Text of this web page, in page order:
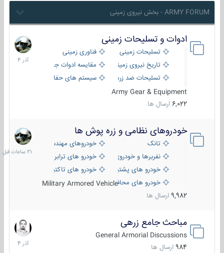
ARMY FORUM - بخش نیروی زمینی
ادوات و تسلیحات زمینی
تسلیحات زمینی
فناوری زمینی
تاریخ نیروی زمینی
مقایسه ادوات جنگی
تسلیحات ضد زره
سیستم های حفاظت فعال
Army Gear & Equipment
6,022 ارسال ها
21
آذر
1404
خودروهای نظامی و زره پوش ها
تانک
خودروهای مهندسی
نفربرها و خودروی های رزمی پیاده نظام
خودرو های ترابری نظامی
خودرو های پشتیبانی آتش ، شناسایی و ضد تانک
خودرو های تاکتیکی نظامی
خودرو های محافظت شدهMilitary Armored Vehicle
9,982 ارسال ها
21
ساعات
قبل
مباحث جامع زرهی
General Armorial Discussions
984 ارسال ها
7
آذر
1404